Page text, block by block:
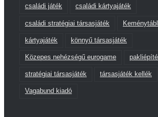
családi játék családi kártyajáték
családi stratégiai társasjáték
kártyajáték könnyű társasjáték
Közepes nehézségű eurogame
stratégiai társasjáték társasjáték kellék
Vagabund kiadó